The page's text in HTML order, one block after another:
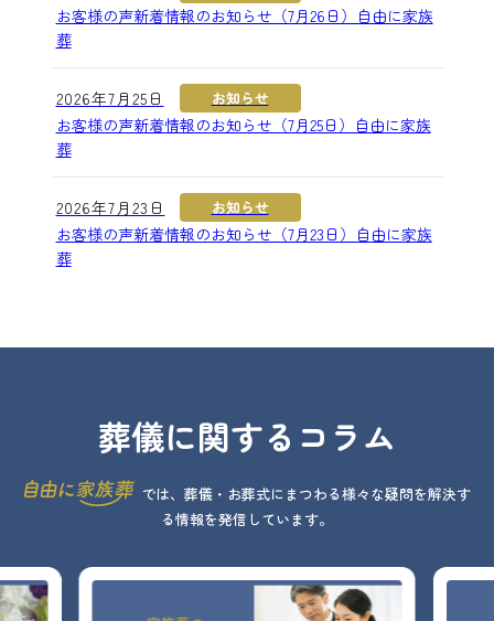
お客様の声新着情報のお知らせ（7月26日）自由に家族
葬
2026年7月25日 お知らせ
お客様の声新着情報のお知らせ（7月25日）自由に家族
葬
2026年7月23日 お知らせ
お客様の声新着情報のお知らせ（7月23日）自由に家族
葬
葬儀に関するコラム
では、葬儀・お葬式にまつわる様々な疑問を解決す
る情報を発信しています。